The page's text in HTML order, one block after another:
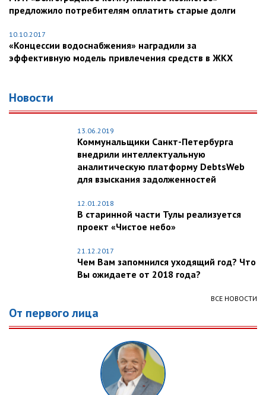
предложило потребителям оплатить старые долги
10.10.2017
«Концессии водоснабжения» наградили за
эффективную модель привлечения средств в ЖКХ
Новости
13.06.2019
Коммунальщики Санкт-Петербурга
внедрили интеллектуальную
аналитическую платформу DebtsWeb
для взыскания задолженностей
12.01.2018
В старинной части Тулы реализуется
проект «Чистое небо»
21.12.2017
Чем Вам запомнился уходящий год? Что
Вы ожидаете от 2018 года?
ВСЕ НОВОСТИ
От первого лица